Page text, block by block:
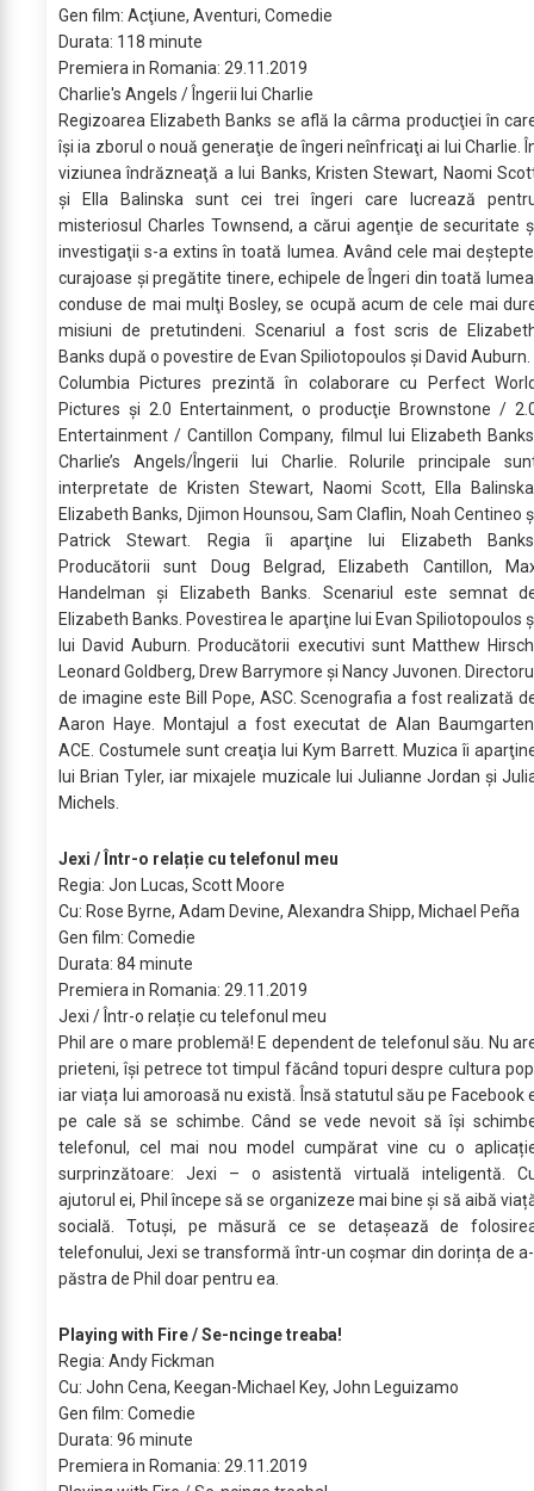
Gen film: Acţiune, Aventuri, Comedie
Durata: 118 minute
Premiera in Romania: 29.11.2019
Charlie's Angels / Îngerii lui Charlie
Regizoarea Elizabeth Banks se află la cârma producţiei în
îşi ia zborul o nouă generaţie de îngeri neînfricaţi ai lui Charlie.
viziunea îndrăzneaţă a lui Banks, Kristen Stewart, Naomi
şi Ella Balinska sunt cei trei îngeri care lucrează
misteriosul Charles Townsend, a cărui agenţie de securitate
investigaţii s-a extins în toată lumea. Având cele mai
curajoase şi pregătite tinere, echipele de Îngeri din toată
conduse de mai mulţi Bosley, se ocupă acum de cele mai
misiuni de pretutindeni. Scenariul a fost scris de
Banks după o povestire de Evan Spiliotopoulos şi David Auburn.
Columbia Pictures prezintă în colaborare cu Perfect
Pictures şi 2.0 Entertainment, o producţie Brownstone /
Entertainment / Cantillon Company, filmul lui Elizabeth
Charlie’s Angels/Îngerii lui Charlie. Rolurile principale
interpretate de Kristen Stewart, Naomi Scott, Ella
Elizabeth Banks, Djimon Hounsou, Sam Claflin, Noah Centineo
Patrick Stewart. Regia îi aparţine lui Elizabeth
Producătorii sunt Doug Belgrad, Elizabeth Cantillon,
Handelman şi Elizabeth Banks. Scenariul este semnat
Elizabeth Banks. Povestirea le aparţine lui Evan Spiliotopoulos
lui David Auburn. Producătorii executivi sunt Matthew
Leonard Goldberg, Drew Barrymore şi Nancy Juvonen.
de imagine este Bill Pope, ASC. Scenografia a fost realizată
Aaron Haye. Montajul a fost executat de Alan
ACE. Costumele sunt creaţia lui Kym Barrett. Muzica îi
lui Brian Tyler, iar mixajele muzicale lui Julianne Jordan şi
Michels.
Jexi / Într-o relație cu telefonul meu
Regia: Jon Lucas, Scott Moore
Cu: Rose Byrne, Adam Devine, Alexandra Shipp, Michael Peña
Gen film: Comedie
Durata: 84 minute
Premiera in Romania: 29.11.2019
Jexi / Într-o relație cu telefonul meu
Phil are o mare problemă! E dependent de telefonul său. Nu
prieteni, își petrece tot timpul făcând topuri despre cultura
iar viața lui amoroasă nu există. Însă statutul său pe Facebook
pe cale să se schimbe. Când se vede nevoit să își
telefonul, cel mai nou model cumpărat vine cu o
surprinzătoare: Jexi – o asistentă virtuală inteligentă.
ajutorul ei, Phil începe să se organizeze mai bine și să aibă
socială. Totuși, pe măsură ce se detașează de
telefonului, Jexi se transformă într-un coșmar din dorința de
păstra de Phil doar pentru ea.
Playing with Fire / Se-ncinge treaba!
Regia: Andy Fickman
Cu: John Cena, Keegan-Michael Key, John Leguizamo
Gen film: Comedie
Durata: 96 minute
Premiera in Romania: 29.11.2019